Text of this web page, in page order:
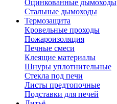
Оцинкованные дымоходы
Стальные дымоходы
Термозащита
Кровельные проходы
Пожароизоляция
Печные смеси
Клеящие материалы
Шнуры уплотнительные
Стекла под печи
Листы предтопочные
Подставки для печей